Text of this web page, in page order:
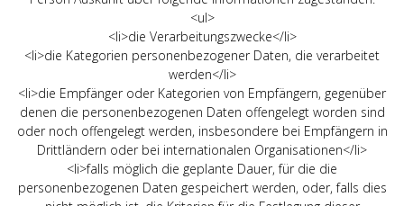
<ul>
<li>die Verarbeitungszwecke</li>
<li>die Kategorien personenbezogener Daten, die verarbeitet
werden</li>
<li>die Empfänger oder Kategorien von Empfängern, gegenüber
denen die personenbezogenen Daten offengelegt worden sind
oder noch offengelegt werden, insbesondere bei Empfängern in
Drittländern oder bei internationalen Organisationen</li>
<li>falls möglich die geplante Dauer, für die die
personenbezogenen Daten gespeichert werden, oder, falls dies